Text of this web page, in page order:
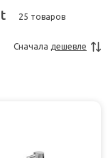
25 товаров
Сначала дешевле